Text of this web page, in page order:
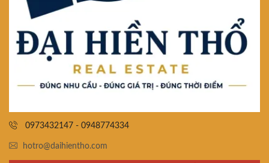
0973432147 - 0948774334
hotro@daihientho.com